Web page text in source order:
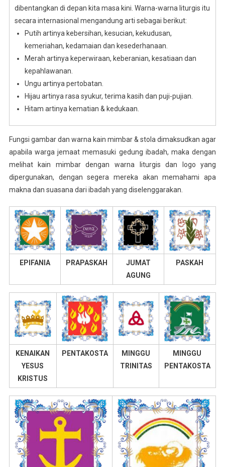
dibentangkan di depan kita masa kini. Warna-warna liturgis itu
secara internasional mengandung arti sebagai berikut:
Putih artinya kebersihan, kesucian, kekudusan,
kemeriahan, kedamaian dan kesederhanaan.
Merah artinya keperwiraan, keberanian, kesatiaan dan
kepahlawanan.
Ungu artinya pertobatan.
Hijau artinya rasa syukur, terima kasih dan puji-pujian.
Hitam artinya kematian & kedukaan.
Fungsi gambar dan warna kain mimbar & stola dimaksudkan agar
apabila warga jemaat memasuki gedung ibadah, maka dengan
melihat kain mimbar dengan warna liturgis dan logo yang
dipergunakan, dengan segera mereka akan memahami apa
makna dan suasana dari ibadah yang diselenggarakan.
EPIFANIA PRAPASKAH
JUMAT
AGUNG
PASKAH
KENAIKAN
YESUS
KRISTUS
PENTAKOSTA
MINGGU
TRINITAS
MINGGU
PENTAKOSTA